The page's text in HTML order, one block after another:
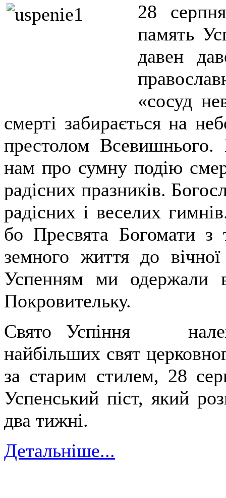
28
память
давен
«сосуд
смерті забирається на
престолом Всевишнього.
нам про сумну подію
радісних празників.
радісних і веселих
бо Пресвята Богомати
земного життя до
Успенням ми одержали
Покровительку.
Свято Успіння
найбільших свят
за старим стилем, 28
Успенський піст, який
два тижні.
Детальніше...